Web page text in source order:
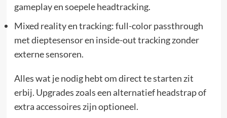
gameplay en soepele headtracking.
Mixed reality en tracking: full-color passthrough
met dieptesensor en inside-out tracking zonder
externe sensoren.
Alles wat je nodig hebt om direct te starten zit
erbij. Upgrades zoals een alternatief headstrap of
extra accessoires zijn optioneel.